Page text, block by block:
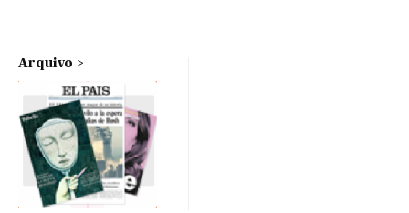
Arquivo